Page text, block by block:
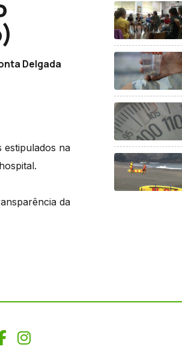
Delgada
estipulados na
da
Facebook
Instagram